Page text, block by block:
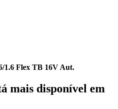
1.6 Flex TB 16V Aut.
mais disponível em